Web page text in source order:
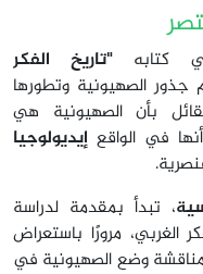
كتابه"تاريخ الفكر
الصهيونية وتطورها
بأن الصهيونية هي
في الواقع إيديولوجيا
، تبدأ بمقدمة لدراسة
الغربي، مرورًا باستعراض
مناقشة وضع الصهيونية في